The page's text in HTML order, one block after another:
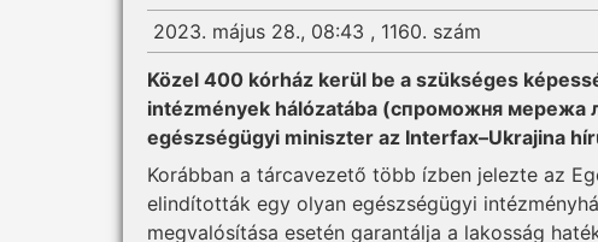
2023. május 28., 08:43 , 1160. szám
Közel 400 kórház kerül be a szükséges
intézmények hálózatába (спроможня мережа
egészségügyi miniszter az Interfax–Ukrajina
Korábban a tárcavezető több ízben jelezte az
elindították egy olyan egészségügyi
megvalósítása esetén garantálja a lakosság